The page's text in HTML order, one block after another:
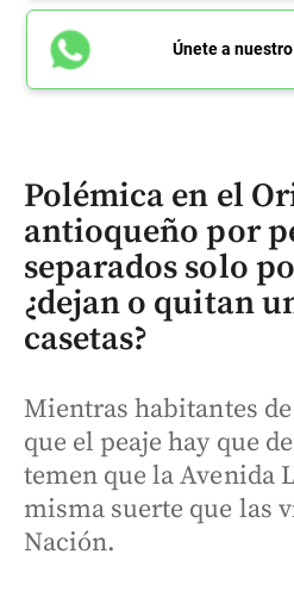
Únete a
Polémica en el
antioqueño por
separados solo
¿dejan o quitan
casetas?
Mientras habitantes
que el peaje hay que
temen que la Avenida
misma suerte que las
Nación.